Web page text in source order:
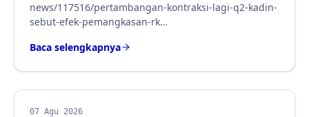
news/117516/pertambangan-kontraksi-lagi-q2-kadin-
sebut-efek-pemangkasan-rk…
Baca selengkapnya
BERITA
07 Agu 2026